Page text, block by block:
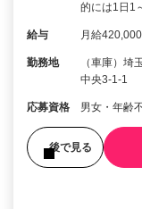
的には1日1
給与 月給
勤務地
（車庫）
中央3‐1‐1
応募資格 男女・年齢
後で見る